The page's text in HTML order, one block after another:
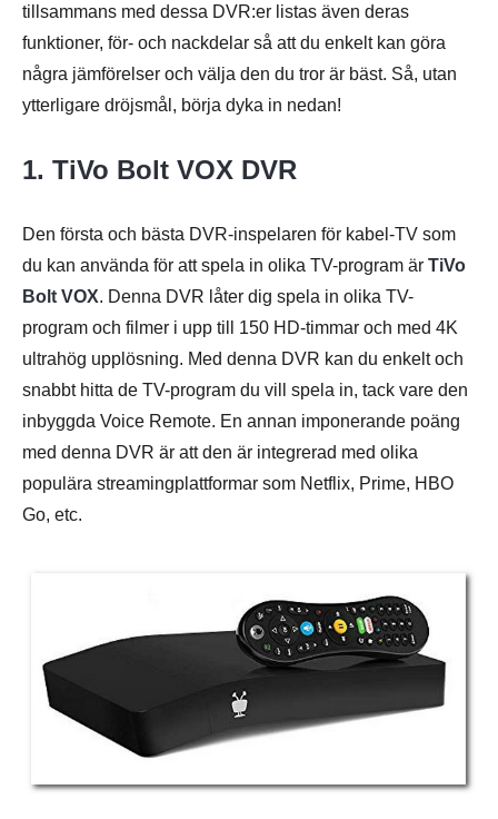
tillsammans med dessa DVR:er listas även deras
funktioner, för- och nackdelar så att du enkelt kan göra
några jämförelser och välja den du tror är bäst. Så, utan
ytterligare dröjsmål, börja dyka in nedan!
1. TiVo Bolt VOX DVR
Den första och bästa DVR-inspelaren för kabel-TV som
du kan använda för att spela in olika TV-program är TiVo
Bolt VOX. Denna DVR låter dig spela in olika TV-
program och filmer i upp till 150 HD-timmar och med 4K
ultrahög upplösning. Med denna DVR kan du enkelt och
snabbt hitta de TV-program du vill spela in, tack vare den
inbyggda Voice Remote. En annan imponerande poäng
med denna DVR är att den är integrerad med olika
populära streamingplattformar som Netflix, Prime, HBO
Go, etc.